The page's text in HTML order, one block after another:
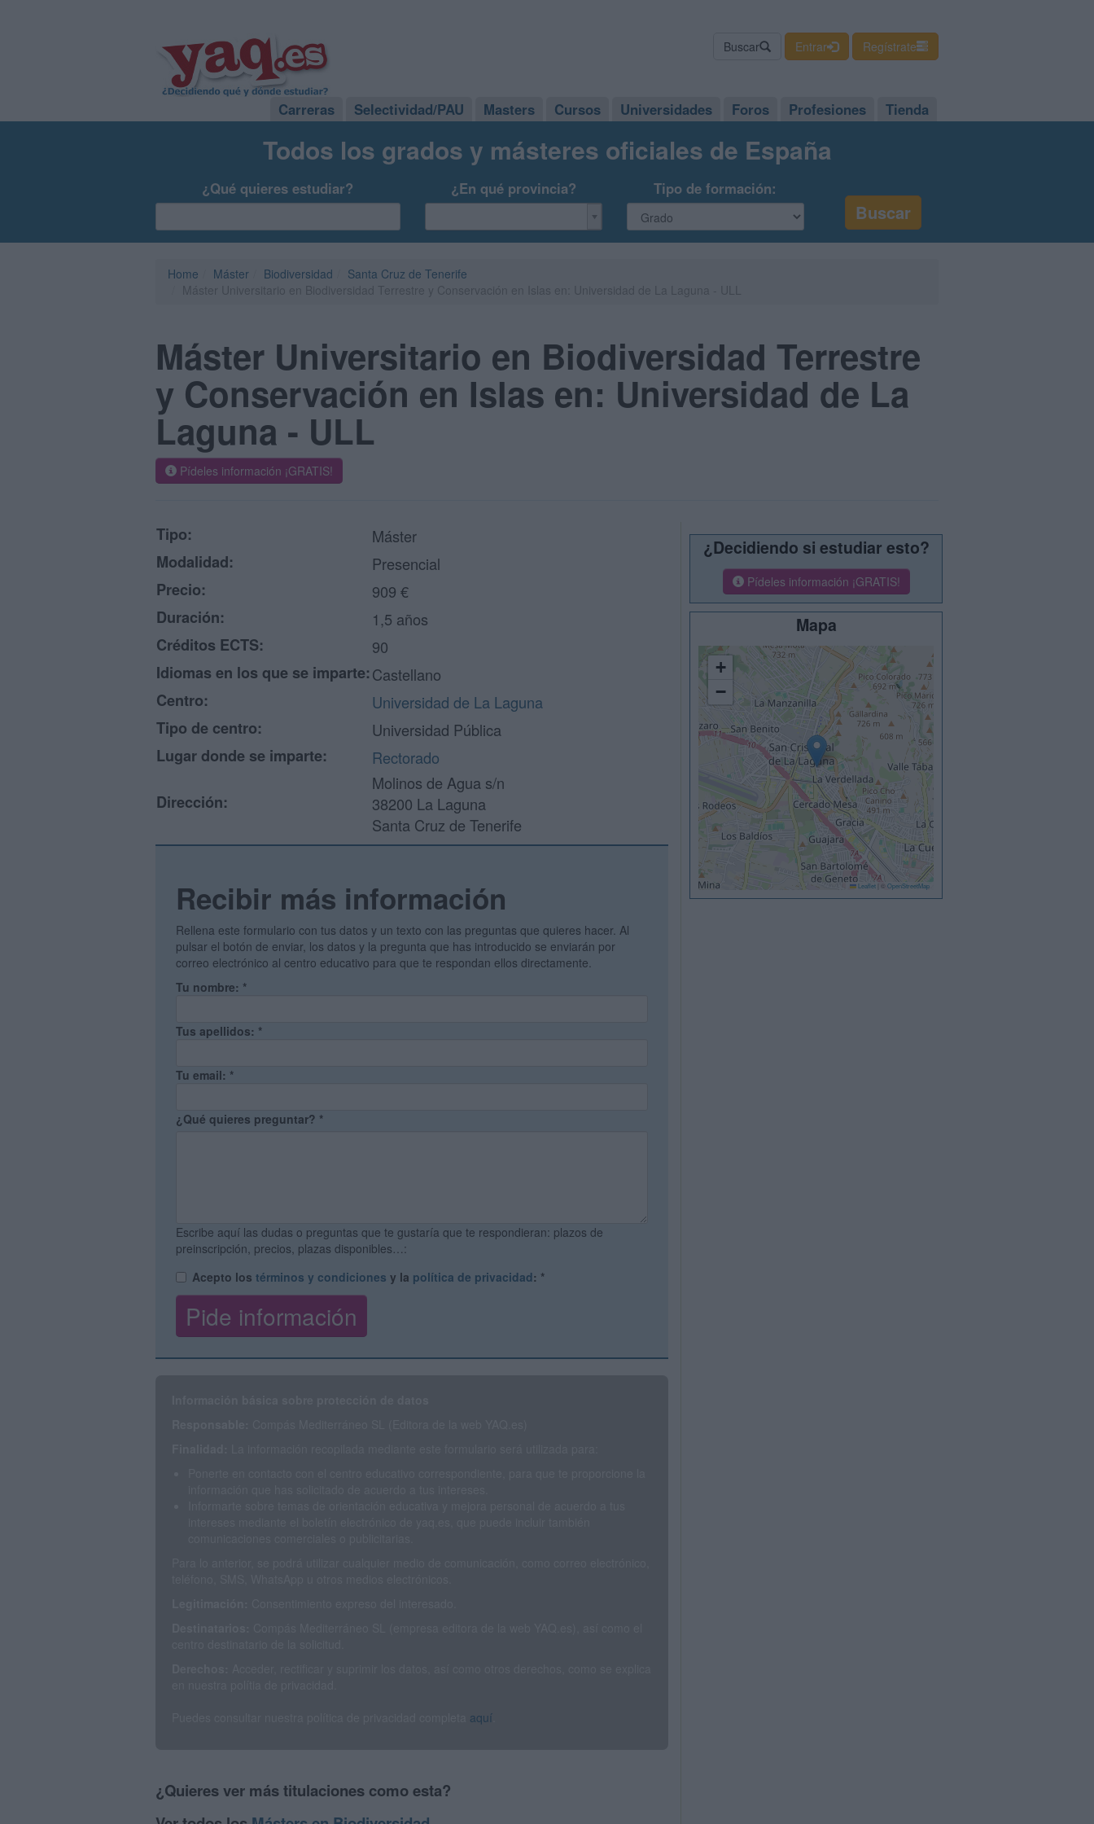
Buscar Entrar Regístrate
Carreras Selectividad/PAU Masters Cursos Universidades Foros Profesiones Tienda
Todos los grados y másteres oficiales de España
¿Qué quieres estudiar? ¿En qué provincia? Tipo de formación:
Home Máster Biodiversidad
Santa Cruz de Tenerife
Máster Universitario en Biodiversidad Terrestre
y Conservación en Islas en: Universidad de La
Laguna - ULL
Pídeles información ¡GRATIS!
Tipo:
Máster
Modalidad:
Presencial
Precio:
909 €
Duración:
1,5 años
Créditos ECTS:
90
Idiomas en los que se imparte:Castellano
Centro:
Universidad de La Laguna
Tipo de centro:
Universidad Pública
Lugar donde se imparte:
Rectorado
Dirección:
Molinos de Agua s/n
38200 La Laguna
Santa Cruz de Tenerife
Recibir más información
Rellena este formulario con tus datos y un texto con las preguntas que quieres hacer. Al
pulsar el botón de enviar, los datos y la pregunta que has introducido se enviarán por
correo electrónico al centro educativo para que te respondan ellos directamente.
Tu nombre: *
Tus apellidos: *
Tu email: *
¿Qué quieres preguntar? *
Escribe aquí las dudas o preguntas que te gustaría que te respondieran: plazos de
preinscripción, precios, plazas disponibles…:
Acepto los términos y condiciones y la política de privacidad: *
aquí
¿Quieres ver más titulaciones como esta?
¿Decidiendo si estudiar esto?
Pídeles información ¡GRATIS!
Mapa
+
−
Leaflet © OpenStreetMap